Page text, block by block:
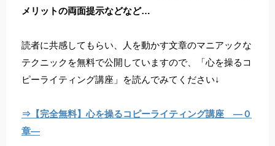
メリットの両面提示などなど…
読者に共感してもらい、人を動かす文章のマニアックな
テクニックを無料で公開していますので、「心を操るコ
ピーライティング講座」を読んでみてください↓
⇒【完全無料】心を操るコピーライティング講座 ―０
章―